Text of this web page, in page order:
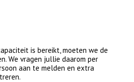
is bereikt, moeten we de
We vragen jullie daarom per
aan te melden en extra